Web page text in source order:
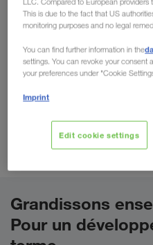
Grandissons
Pour un
This is due to the fact that US
monitoring purposes and no legal
You can find further information in the
settings. You can revoke your consent
your preferences under "Cookie
Imprint
Edit cookie settings